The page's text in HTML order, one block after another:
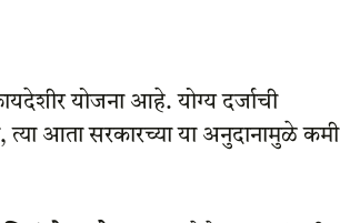
योजना आहे. योग्य दर्जाची
आता सरकारच्या या अनुदानामुळे कमी